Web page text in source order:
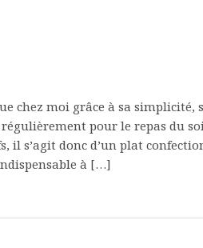
chez moi grâce à sa simplicité,
pour le repas du
il s’agit donc d’un plat
à […]